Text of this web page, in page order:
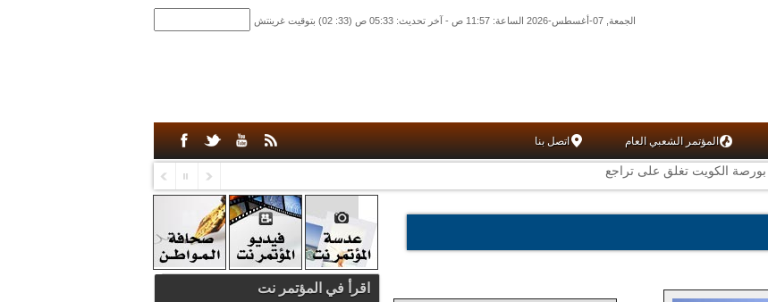
الجمعة, 07-أغسطس-2026 الساعة: 11:57 ص - آخر تحديث: 05:33 ص (33: 02) بتوقيت غرينتش
المؤتمر الشعبي العام اتصل بنا
بورصة الكويت تغلق على تراجع
اقرأ في المؤتمر نت